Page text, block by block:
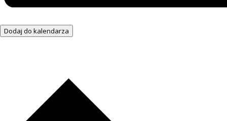
Dodaj do kalendarza